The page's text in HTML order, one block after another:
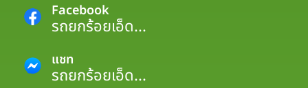
Facebook
รถยกร้อยเอ็ด...
แชท
รถยกร้อยเอ็ด...